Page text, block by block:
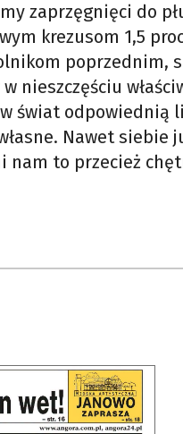
zaprzęgnięci do
krezusom 1,5
poprzednim,
nieszczęściu
w świat
Nawet siebie
nam to przecież